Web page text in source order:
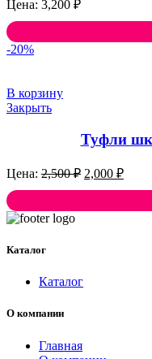
3,200 ₽
-20%
В корзину
Закрыть
Туфли
2,500₽ 2,000 ₽
Каталог
Каталог
О компании
Главная